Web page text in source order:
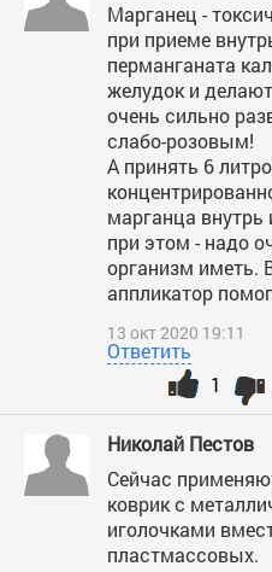
Марганец -
при приеме
перманганата
желудок и
очень сильно
слабо-розовым!
А принять 6
марганца внутрь
при этом - надо
организм иметь.
аппликатор
13 окт 2020 19:11
Ответить
1
Николай Пестов
Сейчас
коврик с
иголочками
пластмассовых.